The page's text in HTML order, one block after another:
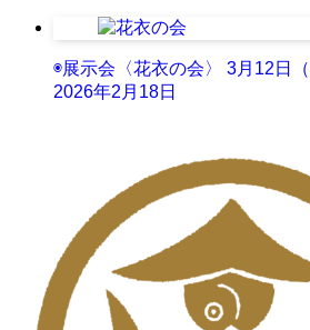
◉展示会〈花衣の会〉 3月12日
2026年2月18日